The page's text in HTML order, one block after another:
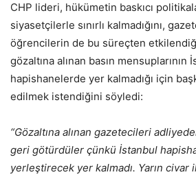
CHP lideri, hükümetin baskıcı
siyasetçilerle sınırlı kalmadığını,
öğrencilerin de bu süreçten
gözaltına alınan basın mensuplarının
hapishanelerde yer kalmadığı için
edilmek istendiğini söyledi:
“Gözaltına alınan gazetecileri
geri götürdüler çünkü İstanbul
yerleştirecek yer kalmadı. Yarın